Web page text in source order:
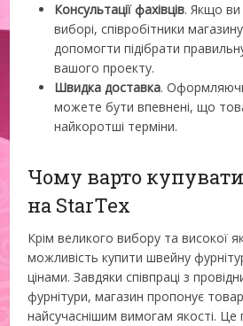
Консультації фахівців. Якщо ви
виборі, співробітники
допомогти підібрати
вашого проекту.
Швидка доставка.
можете бути впевнені, що
найкоротші терміни.
Чому варто
на StarTex
Крім великого вибору та високої
можливість купити швейну
цінами. Завдяки співпраці з
фурнітури, магазин пропонує
найсучаснішим вимогам якості.